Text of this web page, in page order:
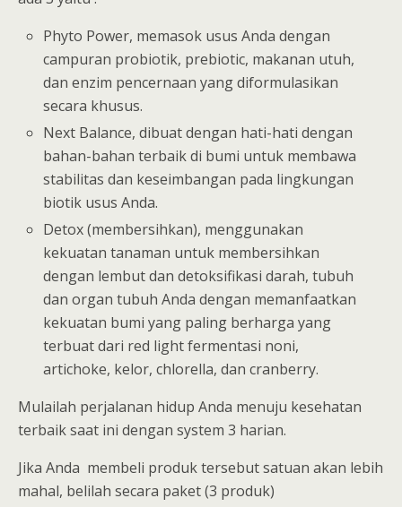
Phyto Power, memasok usus Anda dengan
campuran probiotik, prebiotic, makanan utuh,
dan enzim pencernaan yang diformulasikan
secara khusus.
Next Balance, dibuat dengan hati-hati dengan
bahan-bahan terbaik di bumi untuk membawa
stabilitas dan keseimbangan pada lingkungan
biotik usus Anda.
Detox (membersihkan), menggunakan
kekuatan tanaman untuk membersihkan
dengan lembut dan detoksifikasi darah, tubuh
dan organ tubuh Anda dengan memanfaatkan
kekuatan bumi yang paling berharga yang
terbuat dari red light fermentasi noni,
artichoke, kelor, chlorella, dan cranberry.
Mulailah perjalanan hidup Anda menuju kesehatan
terbaik saat ini dengan system 3 harian.
Jika Anda membeli produk tersebut satuan akan lebih
mahal, belilah secara paket (3 produk)